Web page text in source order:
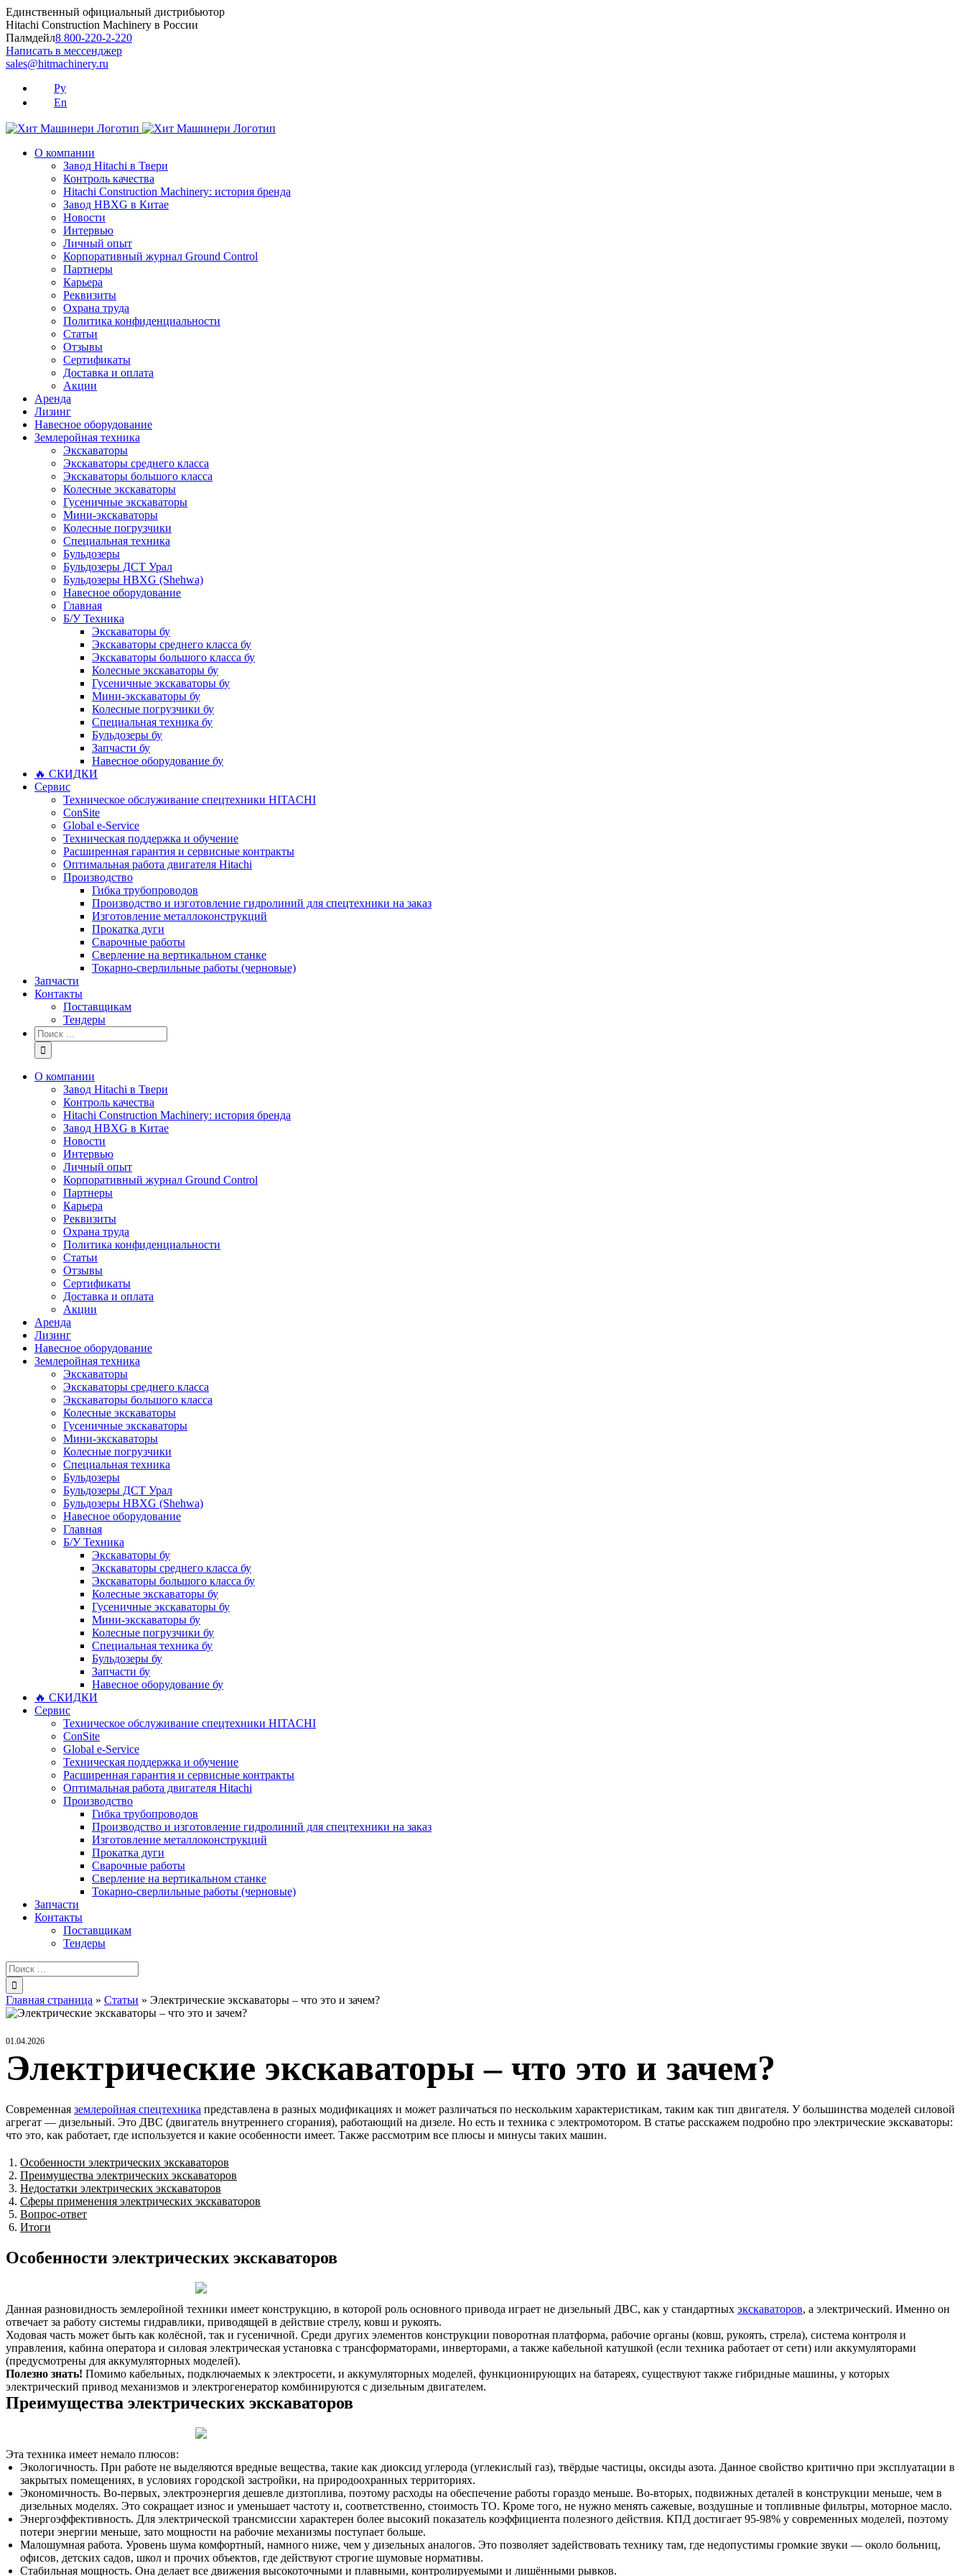
Skip
to
content
Единственный официальный дистрибьютор
Hitachi Construction Machinery в России
Палмдейл8 800-220-2-220
Написать в мессенджер
sales@hitmachinery.ru
Ру
En
О компании
Завод Hitachi в Твери
Контроль качества
Hitachi Construction Machinery: история бренда
Завод HBXG в Китае
Новости
Интервью
Личный опыт
Корпоративный журнал Ground Control
Партнеры
Карьера
Реквизиты
Охрана труда
Политика конфиденциальности
Статьи
Отзывы
Сертификаты
Доставка и оплата
Акции
Аренда
Лизинг
Навесное оборудование
Землеройная техника
Экскаваторы
Экскаваторы среднего класса
Экскаваторы большого класса
Колесные экскаваторы
Гусеничные экскаваторы
Мини-экскаваторы
Колесные погрузчики
Специальная техника
Бульдозеры
Бульдозеры ДСТ Урал
Бульдозеры HBXG (Shehwa)
Навесное оборудование
Главная
Б/У Техника
Экскаваторы бу
Экскаваторы среднего класса бу
Экскаваторы большого класса бу
Колесные экскаваторы бу
Гусеничные экскаваторы бу
Мини-экскаваторы бу
Колесные погрузчики бу
Специальная техника бу
Бульдозеры бу
Запчасти бу
Навесное оборудование бу
🔥 СКИДКИ
Сервис
Техническое обслуживание спецтехники HITACHI
ConSite
Global e-Service
Техническая поддержка и обучение
Расширенная гарантия и сервисные контракты
Оптимальная работа двигателя Hitachi
Производство
Гибка трубопроводов
Производство и изготовление гидролиний для спецтехники на заказ
Изготовление металлоконструкций
Прокатка дуги
Сварочные работы
Сверление на вертикальном станке
Токарно-сверлильные работы (черновые)
Запчасти
Контакты
Поставщикам
Тендеры
Результат
поиска:
О компании
Завод Hitachi в Твери
Контроль качества
Hitachi Construction Machinery: история бренда
Завод HBXG в Китае
Новости
Интервью
Личный опыт
Корпоративный журнал Ground Control
Партнеры
Карьера
Реквизиты
Охрана труда
Политика конфиденциальности
Статьи
Отзывы
Сертификаты
Доставка и оплата
Акции
Аренда
Лизинг
Навесное оборудование
Землеройная техника
Экскаваторы
Экскаваторы среднего класса
Экскаваторы большого класса
Колесные экскаваторы
Гусеничные экскаваторы
Мини-экскаваторы
Колесные погрузчики
Специальная техника
Бульдозеры
Бульдозеры ДСТ Урал
Бульдозеры HBXG (Shehwa)
Навесное оборудование
Главная
Б/У Техника
Экскаваторы бу
Экскаваторы среднего класса бу
Экскаваторы большого класса бу
Колесные экскаваторы бу
Гусеничные экскаваторы бу
Мини-экскаваторы бу
Колесные погрузчики бу
Специальная техника бу
Бульдозеры бу
Запчасти бу
Навесное оборудование бу
🔥 СКИДКИ
Сервис
Техническое обслуживание спецтехники HITACHI
ConSite
Global e-Service
Техническая поддержка и обучение
Расширенная гарантия и сервисные контракты
Оптимальная работа двигателя Hitachi
Производство
Гибка трубопроводов
Производство и изготовление гидролиний для спецтехники на заказ
Изготовление металлоконструкций
Прокатка дуги
Сварочные работы
Сверление на вертикальном станке
Токарно-сверлильные работы (черновые)
Запчасти
Контакты
Поставщикам
Тендеры
Результат
поиска:
Главная страница » Статьи » Электрические экскаваторы – что это и зачем?
01.04.2026
Электрические экскаваторы – что это и зачем?
Современная землеройная спецтехника представлена в разных модификациях и может различаться по нескольким характеристикам, таким как тип двигателя. У большинства моделей силовой
агрегат — дизельный. Это ДВС (двигатель внутреннего сгорания), работающий на дизеле. Но есть и техника с электромотором. В статье расскажем подробно про электрические экскаваторы:
что это, как работает, где используется и какие особенности имеет. Также рассмотрим все плюсы и минусы таких машин.
Особенности электрических экскаваторов
Преимущества электрических экскаваторов
Недостатки электрических экскаваторов
Сферы применения электрических экскаваторов
Вопрос-ответ
Итоги
Особенности электрических экскаваторов
Данная разновидность землеройной техники имеет конструкцию, в которой роль основного привода играет не дизельный ДВС, как у стандартных экскаваторов, а электрический. Именно он
отвечает за работу системы гидравлики, приводящей в действие стрелу, ковш и рукоять.
Ходовая часть может быть как колёсной, так и гусеничной. Среди других элементов конструкции поворотная платформа, рабочие органы (ковш, рукоять, стрела), система контроля и
управления, кабина оператора и силовая электрическая установка с трансформаторами, инверторами, а также кабельной катушкой (если техника работает от сети) или аккумуляторами
(предусмотрены для аккумуляторных моделей).
Полезно знать! Помимо кабельных, подключаемых к электросети, и аккумуляторных моделей, функционирующих на батареях, существуют также гибридные машины, у которых
электрический привод механизмов и электрогенератор комбинируются с дизельным двигателем.
Преимущества электрических экскаваторов
Эта техника имеет немало плюсов:
Экологичность. При работе не выделяются вредные вещества, такие как диоксид углерода (углекислый газ), твёрдые частицы, оксиды азота. Данное свойство критично при эксплуатации в
закрытых помещениях, в условиях городской застройки, на природоохранных территориях.
Экономичность. Во-первых, электроэнергия дешевле дизтоплива, поэтому расходы на обеспечение работы гораздо меньше. Во-вторых, подвижных деталей в конструкции меньше, чем в
дизельных моделях. Это сокращает износ и уменьшает частоту и, соответственно, стоимость ТО. Кроме того, не нужно менять сажевые, воздушные и топливные фильтры, моторное масло.
Энергоэффективность. Для электрической трансмиссии характерен более высокий показатель коэффициента полезного действия. КПД достигает 95-98% у современных моделей, поэтому
потери энергии меньше, зато мощности на рабочие механизмы поступает больше.
Малошумная работа. Уровень шума комфортный, намного ниже, чем у дизельных аналогов. Это позволяет задействовать технику там, где недопустимы громкие звуки — около больниц,
офисов, детских садов, школ и прочих объектов, где действуют строгие шумовые нормативы.
Стабильная мощность. Она делает все движения высокоточными и плавными, контролируемыми и лишёнными рывков.